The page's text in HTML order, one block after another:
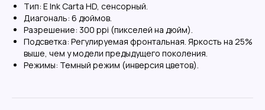
Тип: E Ink Carta HD, сенсорный.
Диагональ: 6 дюймов.
Разрешение: 300 ppi (пикселей на дюйм).
Подсветка: Регулируемая фронтальная. Яркость на 25%
выше, чем у модели предыдущего поколения.
Режимы: Темный режим (инверсия цветов).
Расширенная гарантия
Предлагаем 365 дней гарантиина весь
ассортимент товаров